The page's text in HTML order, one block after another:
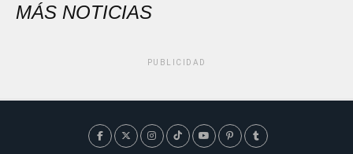
MÁS NOTICIAS
PUBLICIDAD